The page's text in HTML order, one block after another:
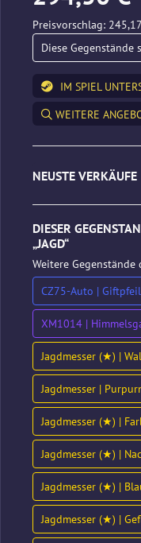
Preisvorschlag:
Diese
IM SPIEL
WEITERE
NEUSTE VERKÄUFE
DIESER
„JAGD“
Weitere
CZ75-Auto | Giftpfeil
XM1014 |
Jagdmesser (★) |
Jagdmesser |
Jagdmesser (★) |
Jagdmesser (★) |
Jagdmesser (★) |
Jagdmesser (★) |